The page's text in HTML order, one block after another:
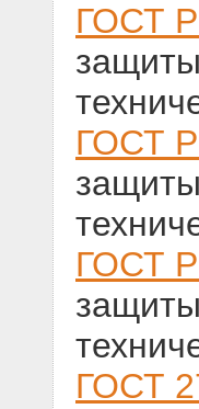
ГОСТ
ГОСТ
ГОСТ
ГОСТ